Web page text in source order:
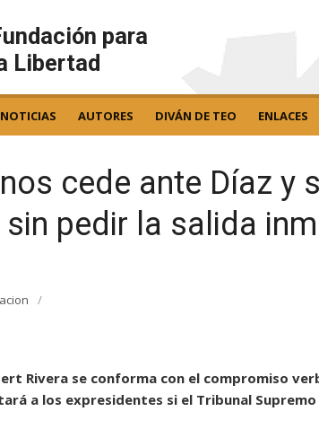
para
Libertad
NOTICIAS AUTORES DIVÁN DE TEO ENLACES
cede ante Díaz y
pedir la salida
/
Rivera se conforma con el compromiso
a los expresidentes si el Tribunal